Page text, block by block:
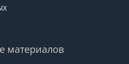
материалов